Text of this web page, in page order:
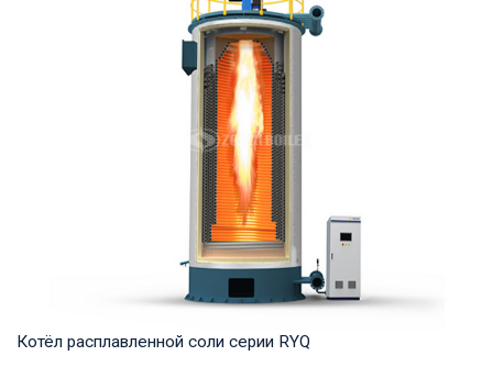
Котёл расплавленной соли серии RYQ